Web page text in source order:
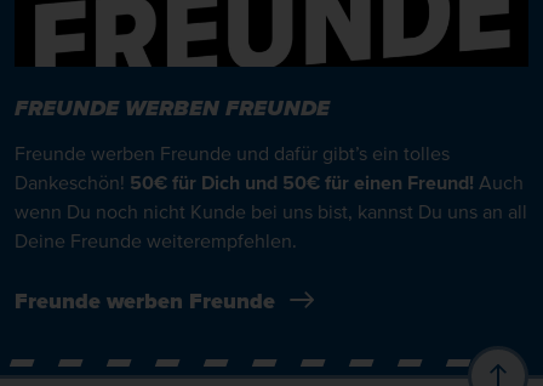
FREUNDE WERBEN FREUNDE
Freunde werben Freunde und dafür gibt’s ein tolles
Dankeschön! 50€ für Dich und 50€ für einen Freund! Auch
wenn Du noch nicht Kunde bei uns bist, kannst Du uns an all
Deine Freunde weiterempfehlen.
Freunde werben Freunde